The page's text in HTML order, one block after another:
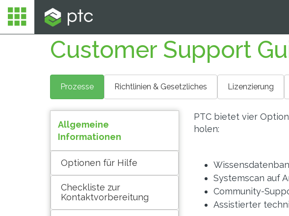
Customer Support
Prozesse Richtlinien & Gesetzliches Lizenzierung
Allgemeine
Informationen
Optionen für Hilfe
Checkliste zur
Kontaktvorbereitung
PTC bietet vier
holen:
Systemscan auf
Community-
Assistierter